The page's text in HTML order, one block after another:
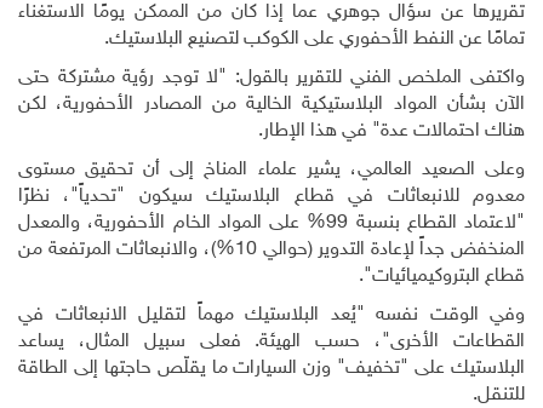
تقريرها عن سؤال جوهري عما إذا كان من الممكن يومًا الاستغناء
تمامًا عن النفط الأحفوري على الكوكب لتصنيع البلاستيك.
واكتفى الملخص الفني للتقرير بالقول: "لا توجد رؤية مشتركة حتى
الآن بشأن المواد البلاستيكية الخالية من المصادر الأحفورية، لكن
هناك احتمالات عدة" في هذا الإطار.
وعلى الصعيد العالمي، يشير علماء المناخ إلى أن تحقيق مستوى
معدوم للانبعاثات في قطاع البلاستيك سيكون "تحدياً"، نظرًا
"لاعتماد القطاع بنسبة 99% على المواد الخام الأحفورية، والمعدل
المنخفض جداً لإعادة التدوير (حوالي 10%)، والانبعاثات المرتفعة من
قطاع البتروكيميائيات".
وفي الوقت نفسه "يُعد البلاستيك مهماً لتقليل الانبعاثات في
القطاعات الأخرى"، حسب الهيئة. فعلى سبيل المثال، يساعد
البلاستيك على "تخفيف" وزن السيارات ما يقلّص حاجتها إلى الطاقة
للتنقل.